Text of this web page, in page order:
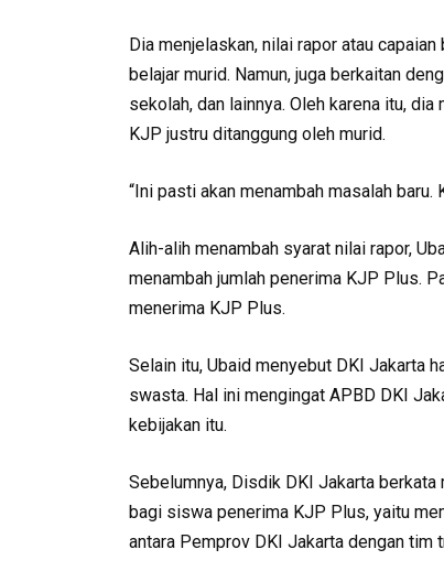
Dia menjelaskan, nilai rapor atau
belajar murid. Namun, juga berkaitan
sekolah, dan lainnya. Oleh karena itu,
KJP justru ditanggung oleh murid.
“Ini pasti akan menambah masalah baru.
Alih-alih menambah syarat nilai rapor,
menambah jumlah penerima KJP Plus.
menerima KJP Plus.
Selain itu, Ubaid menyebut DKI Jakarta
swasta. Hal ini mengingat APBD DKI
kebijakan itu.
Sebelumnya, Disdik DKI Jakarta berkata
bagi siswa penerima KJP Plus, yaitu
antara Pemprov DKI Jakarta dengan tim